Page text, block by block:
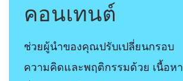
คอนเทนต์
ช่วยผู้นำของคุณปรับเปลี่ยนกรอบ
ความคิดและพฤติกรรมด้วย เนื้อหา